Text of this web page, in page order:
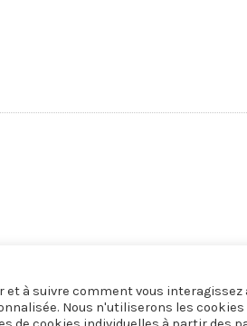
à suivre comment vous interagissez
Nous n'utiliserons les cookies